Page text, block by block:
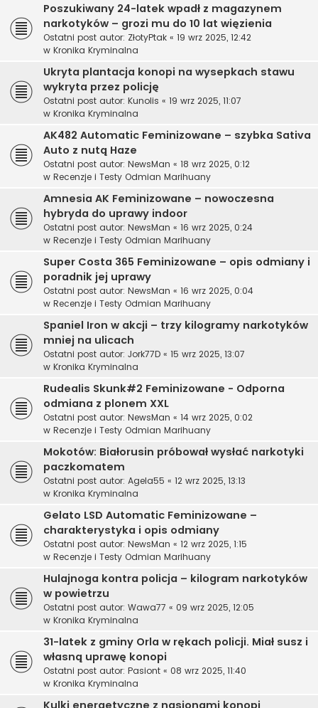
Poszukiwany 24-latek wpadł z magazynem
narkotyków – grozi mu do 10 lat więzienia
Ostatni post autor: ZłotyPtak « 19 wrz 2025, 12:42
w Kronika Kryminalna
Ukryta plantacja konopi na wysepkach stawu
wykryta przez policję
Ostatni post autor: Kunolis « 19 wrz 2025, 11:07
w Kronika Kryminalna
AK482 Automatic Feminizowane – szybka Sativa
Auto z nutą Haze
Ostatni post autor: NewsMan « 18 wrz 2025, 0:12
w Recenzje i Testy Odmian Marihuany
Amnesia AK Feminizowane – nowoczesna
hybryda do uprawy indoor
Ostatni post autor: NewsMan « 16 wrz 2025, 0:24
w Recenzje i Testy Odmian Marihuany
Super Costa 365 Feminizowane – opis odmiany i
poradnik jej uprawy
Ostatni post autor: NewsMan « 16 wrz 2025, 0:04
w Recenzje i Testy Odmian Marihuany
Spaniel Iron w akcji – trzy kilogramy narkotyków
mniej na ulicach
Ostatni post autor: Jork77D « 15 wrz 2025, 13:07
w Kronika Kryminalna
Rudealis Skunk#2 Feminizowane - Odporna
odmiana z plonem XXL
Ostatni post autor: NewsMan « 14 wrz 2025, 0:02
w Recenzje i Testy Odmian Marihuany
Mokotów: Białorusin próbował wysłać narkotyki
paczkomatem
Ostatni post autor: Agela55 « 12 wrz 2025, 13:13
w Kronika Kryminalna
Gelato LSD Automatic Feminizowane –
charakterystyka i opis odmiany
Ostatni post autor: NewsMan « 12 wrz 2025, 1:15
w Recenzje i Testy Odmian Marihuany
Hulajnoga kontra policja – kilogram narkotyków
w powietrzu
Ostatni post autor: Wawa77 « 09 wrz 2025, 12:05
w Kronika Kryminalna
31-latek z gminy Orla w rękach policji. Miał susz i
własną uprawę konopi
Ostatni post autor: Pasiont « 08 wrz 2025, 11:40
w Kronika Kryminalna
Kulki energetyczne z nasionami konopi